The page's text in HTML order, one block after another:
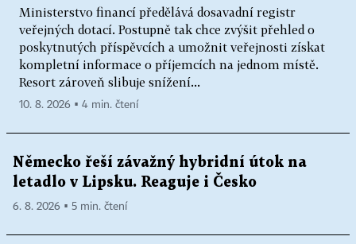
Ministerstvo financí předělává dosavadní registr
veřejných dotací. Postupně tak chce zvýšit přehled o
poskytnutých příspěvcích a umožnit veřejnosti získat
kompletní informace o příjemcích na jednom místě.
Resort zároveň slibuje snížení...
10. 8. 2026 ▪ 4 min. čtení
Německo řeší závažný hybridní útok na
letadlo v Lipsku. Reaguje i Česko
6. 8. 2026 ▪ 5 min. čtení